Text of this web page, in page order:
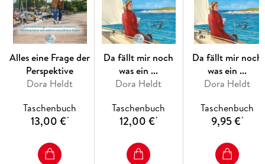
Digitale Eltern
Früher waren Ferien schöner
Frag mal Mutti
Gute Hypochonde
. . . aber keine Sorge: Alles eine Frage der Perspektive. Beste
Bestsellerautorin Dora Heldt
Alles eine Frage der
Perspektive
Dora Heldt
Taschenbuch
13,00 €*
Da fällt mir noch
was ein ...
Dora Heldt
Taschenbuch
12,00 €*
Da fällt mir noch
was ein ...
Dora Heldt
Taschenbuch
9,95 €*